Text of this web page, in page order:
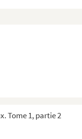
Tome 1, partie 2